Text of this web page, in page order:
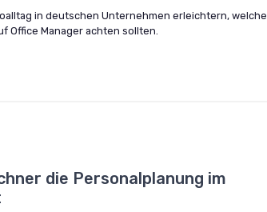
in deutschen Unternehmen erleichtern, welche
Office Manager achten sollten.
die Personalplanung im